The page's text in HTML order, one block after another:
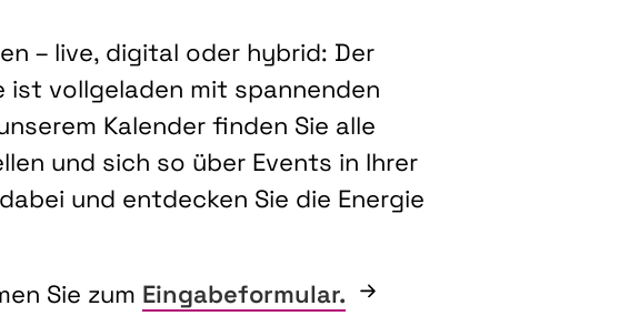
– live, digital oder hybrid: Der
ist vollgeladen mit spannenden
Kalender finden Sie alle
und sich so über Events in Ihrer
und entdecken Sie die Energie
Sie zum Eingabeformular.